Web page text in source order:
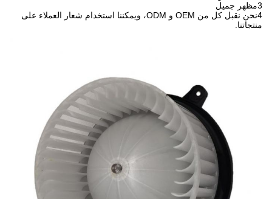
3مظهر جميل
4نحن نقبل كل من OEM و ODM، ويمكننا استخدام شعار العملاء على
منتجاتنا.